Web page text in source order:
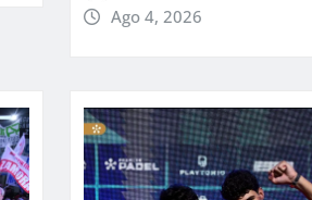
Ago 4, 2026